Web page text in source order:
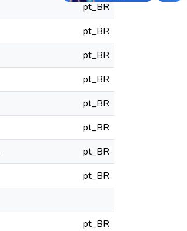
pt_BR
pt_BR
pt_BR
pt_BR
pt_BR
pt_BR
pt_BR
pt_BR
pt_BR